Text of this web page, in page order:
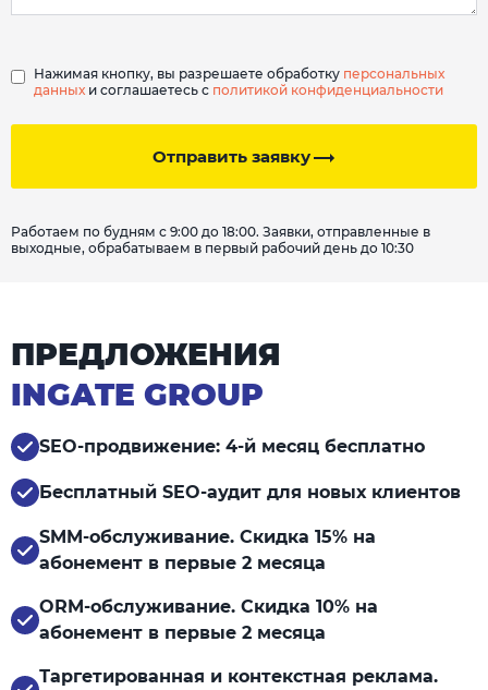
Отправить заявку
Нажимая кнопку, вы разрешаете обработку персональных
данных и соглашаетесь с политикой конфиденциальности
Работаем по будням с 9:00 до 18:00. Заявки, отправленные в
выходные, обрабатываем в первый рабочий день до 10:30
ПРЕДЛОЖЕНИЯ
INGATE GROUP
SEO-продвижение: 4-й месяц бесплатно
Бесплатный SEO-аудит для новых клиентов
SMM-обслуживание. Скидка 15% на
абонемент в первые 2 месяца
ORM-обслуживание. Скидка 10% на
абонемент в первые 2 месяца
Таргетированная и контекстная реклама.